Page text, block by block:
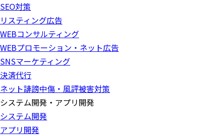
SEO対策
リスティング広告
WEBコンサルティング
WEBプロモーション・ネット広告
SNSマーケティング
決済代行
ネット誹謗中傷・風評被害対策
システム開発・アプリ開発
システム開発
アプリ開発